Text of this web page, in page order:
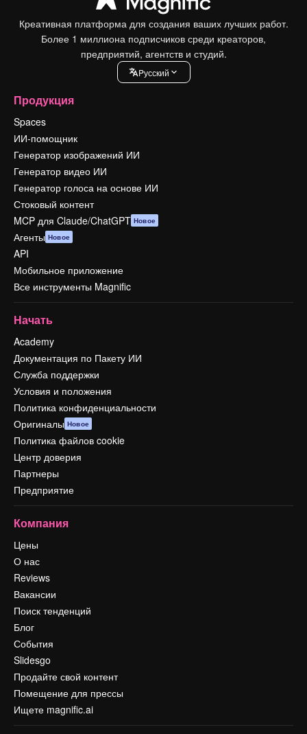
Креативная платформа для создания ваших лучших работ.
Более 1 миллиона подписчиков среди креаторов,
предприятий, агентств и студий.
Pусский
Продукция
Spaces
ИИ-помощник
Генератор изображений ИИ
Генератор видео ИИ
Генератор голоса на основе ИИ
Стоковый контент
MCP для Claude/ChatGPT Новое
Агенты Новое
API
Мобильное приложение
Все инструменты Magnific
Начать
Academy
Документация по Пакету ИИ
Служба поддержки
Условия и положения
Политика конфиденциальности
Оригиналы Новое
Политика файлов cookie
Центр доверия
Партнеры
Предприятие
Компания
Цены
О нас
Reviews
Вакансии
Поиск тенденций
Блог
События
Slidesgo
Продайте свой контент
Помещение для прессы
Ищете magnific.ai